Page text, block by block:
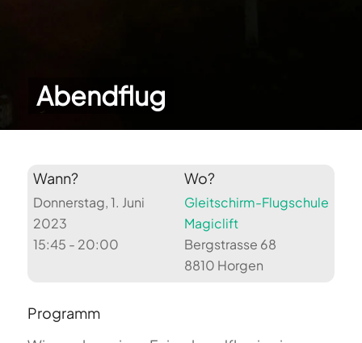
Abendflug
Wann?
Donnerstag, 1. Juni
2023
15:45 - 20:00
Wo?
Gleitschirm-Flugschule
Magiclift
Bergstrasse 68
8810 Horgen
Programm